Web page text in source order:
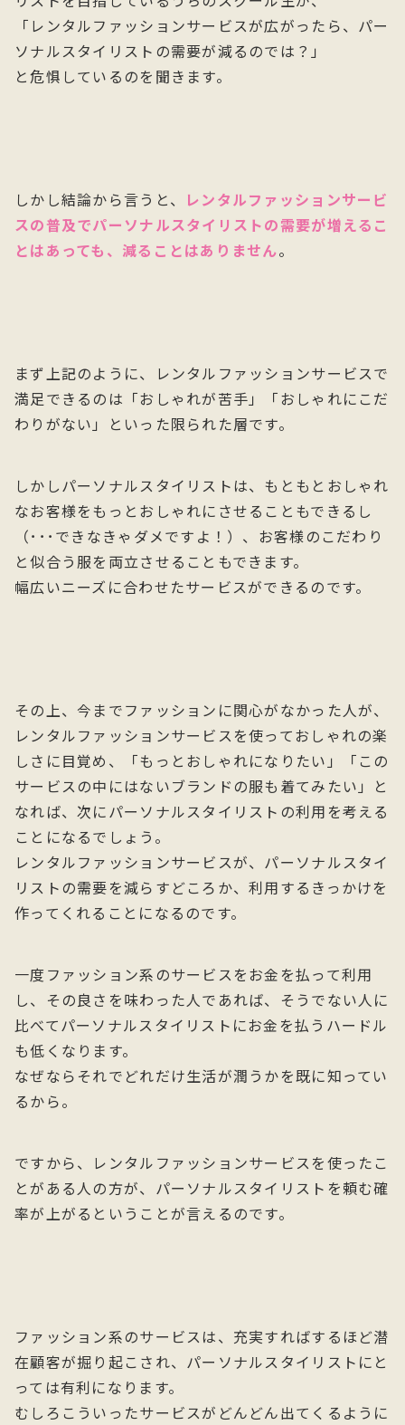
「レンタルファッションサービスが広がったら、パー
ソナルスタイリストの需要が減るのでは？」
と危惧しているのを聞きます。
しかし結論から言うと、 レンタルファッションサービ
スの普及でパーソナルスタイリストの需要が増えるこ
とはあっても、減ることはありません。
まず上記のように、レンタルファッションサービスで
満足できるのは「おしゃれが苦手」「おしゃれにこだ
わりがない」といった限られた層です。
しかしパーソナルスタイリストは、もともとおしゃれ
なお客様をもっとおしゃれにさせることもできるし
（･･･できなきゃダメですよ！）、お客様のこだわり
と似合う服を両立させることもできます。
幅広いニーズに合わせたサービスができるのです。
その上、今までファッションに関心がなかった人が、
レンタルファッションサービスを使っておしゃれの楽
しさに目覚め、「もっとおしゃれになりたい」「この
サービスの中にはないブランドの服も着てみたい」と
なれば、次にパーソナルスタイリストの利用を考える
ことになるでしょう。
レンタルファッションサービスが、パーソナルスタイ
リストの需要を減らすどころか、利用するきっかけを
作ってくれることになるのです。
一度ファッション系のサービスをお金を払って利用
し、その良さを味わった人であれば、そうでない人に
比べてパーソナルスタイリストにお金を払うハードル
も低くなります。
なぜならそれでどれだけ生活が潤うかを既に知ってい
るから。
ですから、レンタルファッションサービスを使ったこ
とがある人の方が、パーソナルスタイリストを頼む確
率が上がるということが言えるのです。
ファッション系のサービスは、充実すればするほど潜
在顧客が掘り起こされ、パーソナルスタイリストにと
っては有利になります。
むしろこういったサービスがどんどん出てくるように